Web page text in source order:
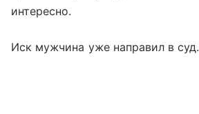
интересно.
Иск мужчина уже направил в суд.